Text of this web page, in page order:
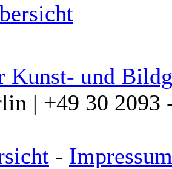
Kunst- und
| +49 30 2093
- Impressum